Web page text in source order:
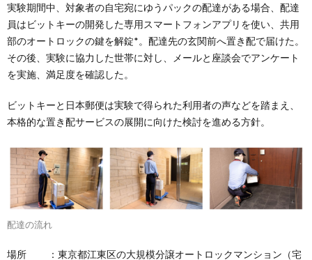
実験期間中、対象者の自宅宛にゆうパックの配達がある場合、配達
員はビットキーの開発した専用スマートフォンアプリを使い、共用
部のオートロックの鍵を解錠*。配達先の玄関前へ置き配で届けた。
その後、実験に協力した世帯に対し、メールと座談会でアンケート
を実施、満足度を確認した。
ビットキーと日本郵便は実験で得られた利用者の声などを踏まえ、
本格的な置き配サービスの展開に向けた検討を進める方針。
配達の流れ
場所 ：東京都江東区の大規模分譲オートロックマンション（宅